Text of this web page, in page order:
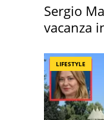
Sergio
vacanza
LIFESTYLE